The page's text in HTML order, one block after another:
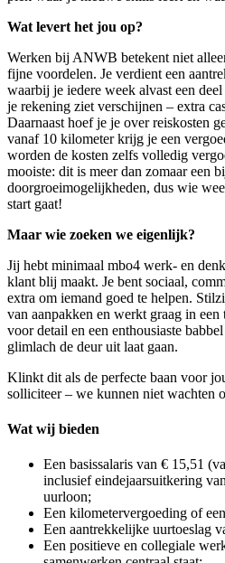
Wat levert het jou op?
Werken bij ANWB betekent niet
fijne voordelen. Je verdient een
waarbij je iedere week alvast een
je rekening ziet verschijnen – extra
Daarnaast hoef je je over reiskosten
vanaf 10 kilometer krijg je een
worden de kosten zelfs volledig
mooiste: dit is meer dan zomaar een
doorgroeimogelijkheden, dus wie
start gaat!
Maar wie zoeken we eigenlijk?
Jij hebt minimaal mbo4 werk- en
klant blij maakt. Je bent sociaal,
extra om iemand goed te helpen.
van aanpakken en werkt graag in een
voor detail en een enthousiaste
glimlach de deur uit laat gaan.
Klinkt dit als de perfecte baan voor
solliciteer – we kunnen niet wachten
Wat wij bieden
Een basissalaris van € 15,51
inclusief eindejaarsuitkering
uurloon;
Een kilometervergoeding of
Een aantrekkelijke uurtoeslag
Een positieve en collegiale